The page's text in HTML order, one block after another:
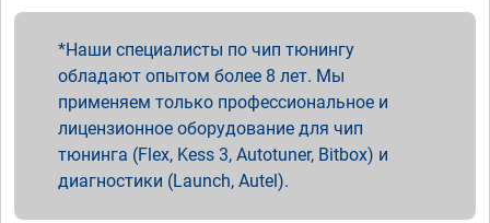
Наши специалисты по чип тюнингу
обладают опытом более 8 лет. Мы
применяем только профессиональное и
лицензионное оборудование для чип
тюнинга (Flex, Kess 3, Autotuner, Bitbox) и
диагностики (Launch, Autel).